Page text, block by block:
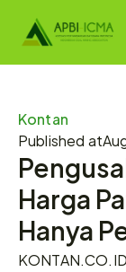
Kontan
Published at
Harga
Hanya